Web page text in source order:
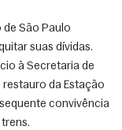
de São Paulo
suas dívidas.
à Secretaria de
restauro da Estação
convivência